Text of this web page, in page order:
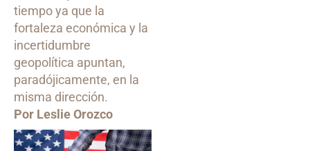
tiempo ya que la
fortaleza económica y la
incertidumbre
geopolítica apuntan,
paradójicamente, en la
misma dirección.
Por Leslie Orozco